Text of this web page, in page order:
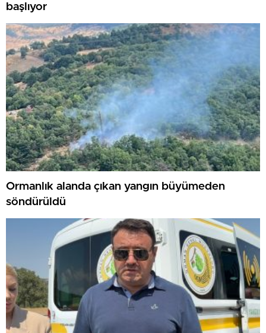
başlıyor
Ormanlık alanda çıkan yangın büyümeden
söndürüldü